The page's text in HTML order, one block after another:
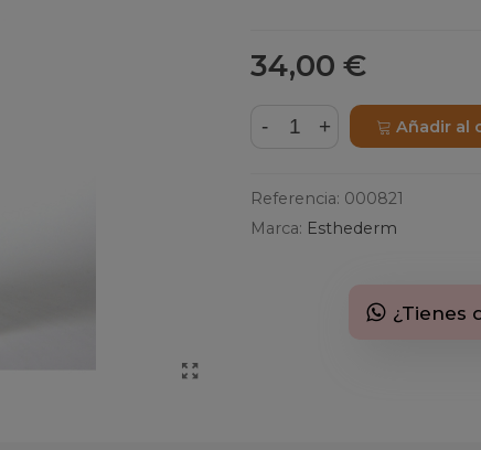
34,00 €
- + Añadir al
Referencia: 000821
Marca: Esthederm
¿Tienes